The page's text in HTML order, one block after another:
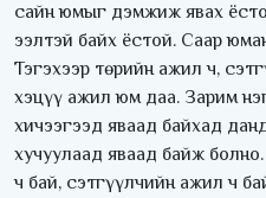
сайн юмыг дэмжиж явах
ээлтэй байх ёстой. Саар
Тэгэхээр төрийн ажил ч,
хэцүү ажил юм даа. Зарим
хичээгээд яваад байхад
хучуулаад яваад байж
ч бай, сэтгүүлчийн ажил ч